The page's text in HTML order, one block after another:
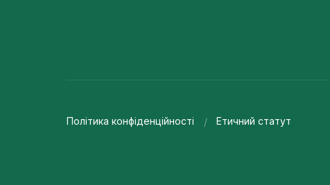
Політика конфіденційності Етичний статут